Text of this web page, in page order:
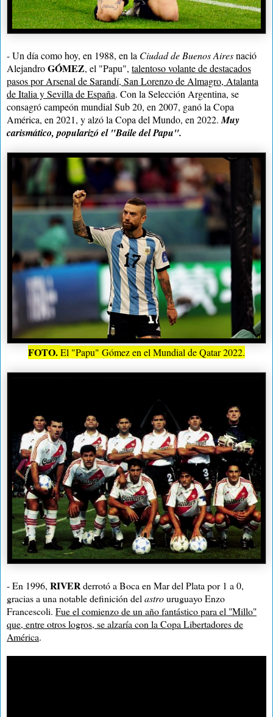
- Un día como hoy, en 1988, en la Ciudad de Buenos Airesnació
AlejandroGÓMEZ, el "Papu", talentoso volante de destacados
pasos por Arsenal de Sarandí, San Lorenzo de Almagro, Atalanta
de Italia y Sevilla de España. Con la Selección Argentina, se
consagró campeón mundial Sub 20, en 2007, ganó la Copa
América, en 2021, y alzó la Copa del Mundo, en 2022. Muy
carismático, popularizó el "Baile del Papu".
FOTO.El "Papu" Gómez en el Mundial de Qatar 2022.
- En 1996, RIVERderrotó a Boca en Mar del Plata por 1 a 0,
gracias a una notable definición del astrouruguayo Enzo
Francescoli. Fue el comienzo de un año fantástico para el "Millo"
que, entre otros logros, se alzaría con la Copa Libertadores de
América.